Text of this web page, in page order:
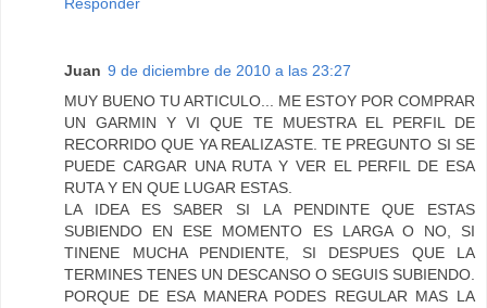
Juan 9 de diciembre de 2010 a las 23:27
MUY BUENO TU ARTICULO... ME ESTOY POR COMPRAR
UN GARMIN Y VI QUE TE MUESTRA EL PERFIL DE
RECORRIDO QUE YA REALIZASTE. TE PREGUNTO SI SE
PUEDE CARGAR UNA RUTA Y VER EL PERFIL DE ESA
RUTA Y EN QUE LUGAR ESTAS.
LA IDEA ES SABER SI LA PENDINTE QUE ESTAS
SUBIENDO EN ESE MOMENTO ES LARGA O NO, SI
TINENE MUCHA PENDIENTE, SI DESPUES QUE LA
TERMINES TENES UN DESCANSO O SEGUIS SUBIENDO.
PORQUE DE ESA MANERA PODES REGULAR MAS LA